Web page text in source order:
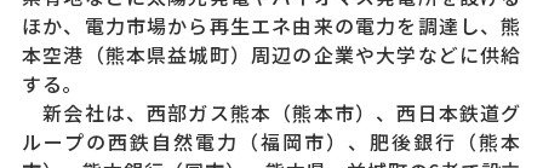
ほか、電力市場から再生エネ由来の電力を調達し、熊
本空港（熊本県益城町）周辺の企業や大学などに供給
する。
新会社は、西部ガス熊本（熊本市）、西日本鉄道グ
ループの西鉄自然電力（福岡市）、肥後銀行（熊本